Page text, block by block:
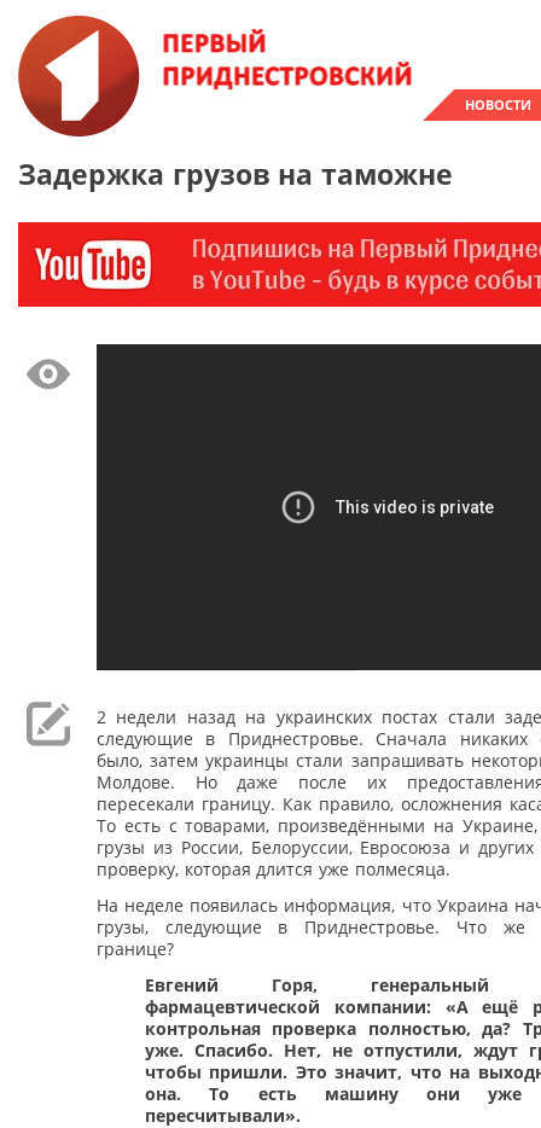
НОВОСТИ
Задержка грузов на таможне
2 недели назад на украинских постах стали
следующие в Приднестровье. Сначала никаких
было, затем украинцы стали запрашивать
Молдове. Но даже после их
пересекали границу. Как правило, осложнения
То есть с товарами, произведёнными на
грузы из России, Белоруссии, Евросоюза и
проверку, которая длится уже полмесяца.
На неделе появилась информация, что Украина
грузы, следующие в Приднестровье. Что же
границе?
Евгений Горя, генеральный
фармацевтической компании: «А ещё
контрольная проверка полностью, да?
уже. Спасибо. Нет, не отпустили, ждут
чтобы пришли. Это значит, что на
она. То есть машину они уже
пересчитывали».